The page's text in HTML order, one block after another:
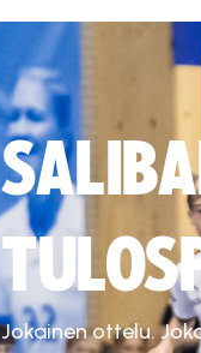
Jokainen ottelu.